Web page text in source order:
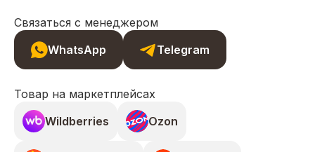
Связаться с менеджером
WhatsApp
Telegram
Товар на маркетплейсах
Wildberries
Ozon